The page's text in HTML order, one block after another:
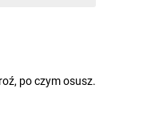
po czym osusz.